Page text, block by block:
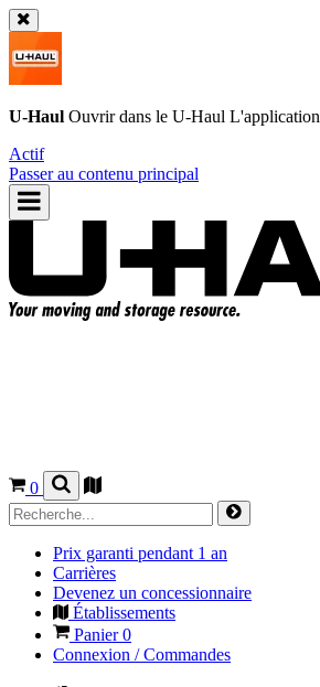
U-Haul Ouvrir dans le U-Haul L'application
Actif
Passer au contenu principal
0
Prix garanti pendant 1 an
Carrières
Devenez un concessionnaire
Établissements
Panier0
Connexion / Commandes